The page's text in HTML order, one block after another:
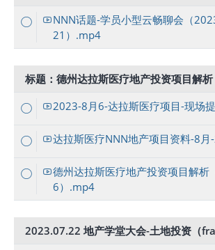
NNN话题-学员小型云畅聊会（
21）.mp4
标题：德州达拉斯医疗地产投资项目解析
2023-8月6-达拉斯医疗项目-现场
达拉斯医疗NNN地产项目资料-8
德州达拉斯医疗地产投资项目解析
6）.mp4
2023.07.22 地产学堂大会-土地投资（